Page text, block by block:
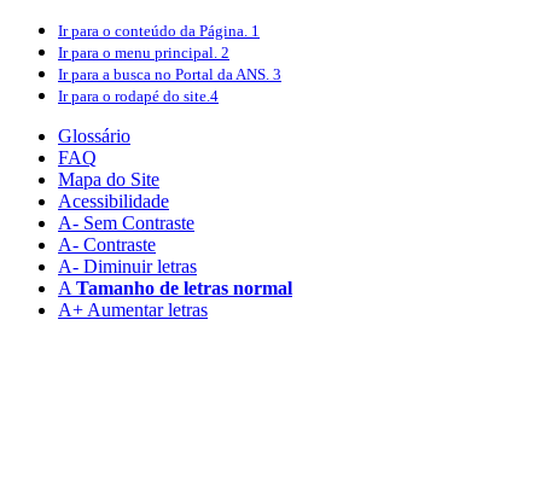
Ir para o conteúdo da Página. 1
Ir para o menu principal. 2
Ir para a busca no Portal da ANS. 3
Ir para o rodapé do site.4
Glossário
FAQ
Mapa do Site
Acessibilidade
A- Sem Contraste
A- Contraste
A- Diminuir letras
A Tamanho de letras normal
A+ Aumentar letras